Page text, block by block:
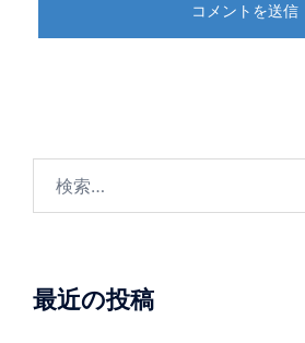
最近の投稿